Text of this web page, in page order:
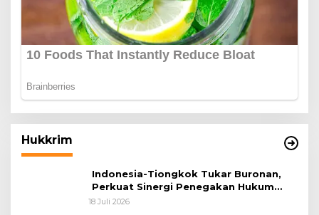
Hukkrim
Indonesia-Tiongkok Tukar Buronan,
Perkuat Sinergi Penegakan Hukum
Lintas Negara
18 Juli 2026